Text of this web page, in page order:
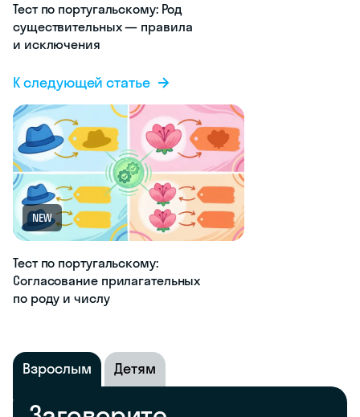
Тест по португальскому: Род
существительных — правила
и исключения
К следующей статье
NEW
Тест по португальскому:
Согласование прилагательных
по роду и числу
Взрослым Детям